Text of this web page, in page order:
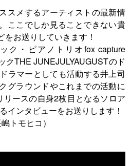
スメするアーティストの最新情
ここでしか見ることできない貴
お送りしていきます！
ク・ピアノトリオfox capture
クTHE JUNEJULYAUGUSTのド
ラマーとしても活動する井上司
グラウンドやこれまでの活動に
ースの自身2枚目となるソロア
インタビューをお送りします！
トモヒコ）